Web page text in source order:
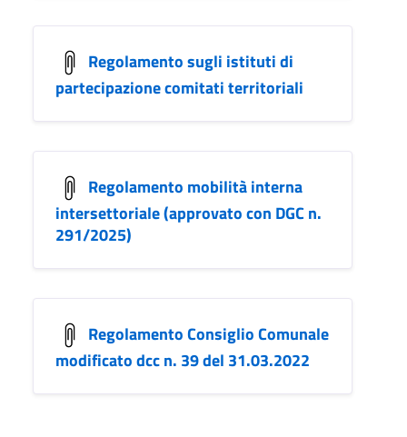
Regolamento sugli istituti di
partecipazione comitati territoriali
Regolamento mobilità interna
intersettoriale (approvato con DGC n.
291/2025)
Regolamento Consiglio Comunale
modificato dcc n. 39 del 31.03.2022